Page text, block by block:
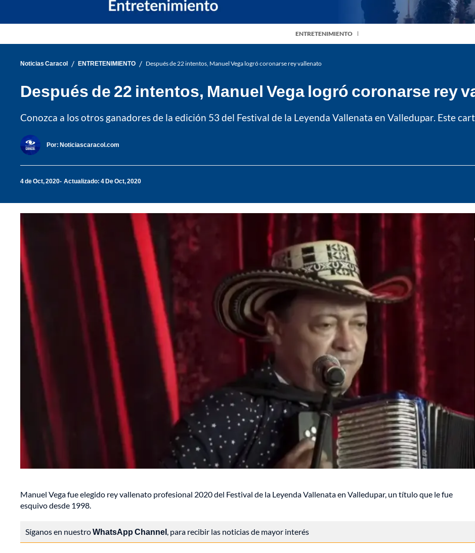
ENTRETENIMIENTO
Noticias Caracol / ENTRETENIMIENTO / Después de 22 intentos, Manuel Vega logró coronarse rey vallenato
Después de 22 intentos, Manuel Vega logró coronarse rey
Conozca a los otros ganadores de la edición 53 del Festival de la Leyenda Vallenata en Valledupar. Este
Por: Noticiascaracol.com
4 de Oct, 2020 Actualizado: 4 De Oct, 2020
Manuel Vega fue elegido rey vallenato profesional 2020 del Festival de la Leyenda Vallenata en Valledupar, un título que le fue
esquivo desde 1998.
Síganos en nuestroWhatsApp Channel, para recibir las noticias de mayor interés